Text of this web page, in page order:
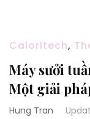
Caloritech,
Máy sưởi
Một giải
Hung Tran